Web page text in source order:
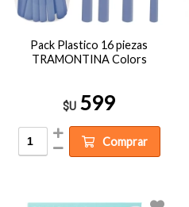
Pack Plastico 16 piezas
TRAMONTINA Colors
$U 599
Comprar